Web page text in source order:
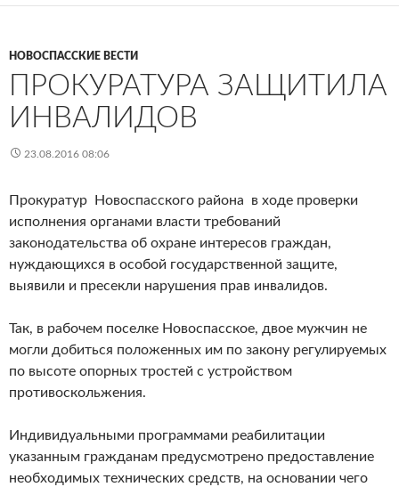
НОВОСПАССКИЕ ВЕСТИ
ПРОКУРАТУРА ЗАЩИТИЛА
ИНВАЛИДОВ
23.08.2016 08:06
Прокуратур Новоспасского района в ходе проверки
исполнения органами власти требований
законодательства об охране интересов граждан,
нуждающихся в особой государственной защите,
выявили и пресекли нарушения прав инвалидов.
Так, в рабочем поселке Новоспасское, двое мужчин не
могли добиться положенных им по закону регулируемых
по высоте опорных тростей с устройством
противоскольжения.
Индивидуальными программами реабилитации
указанным гражданам предусмотрено предоставление
необходимых технических средств, на основании чего